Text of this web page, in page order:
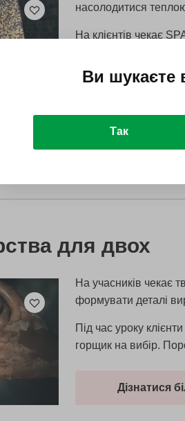
насолодитися
На клієнтів чекає
Дізнатися
для двох
На учасників чекає
формувати деталі
Під час уроку
горщик на вибір.
Дізнатися
Ви шукаєте
Так